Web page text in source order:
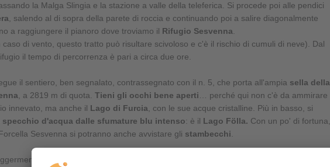
la Malga Slingia e la stazione a valle della teleferica. Si procede poi alle pendici
, salendo al di sopra della parete di roccia e continuando poi a salire diagonalmente
a raggiungere il pianoro dove troviamo il Rifugio Sesvenna
caso di vento, questo tratto può risultare scivoloso e c'è il rischio di cumuli di neve). Dal
il tempo di percorrenza è pari a circa due ore.
il sentiero, ben segnalato, contrassegnato con il n. 5, che porta all'ampia sella della
, a 2819 m di quota. Tieni gli occhi bene aperti … perché qui non c'è da ammirare
innevato, ma anche il Lago di Furcia , con le sue acque cristalline. Più in basso, si
specchio d'acqua dalle sfumature blu intenso: è il Lago Fölla. Con un po' di fortuna,
Sesvenna si potranno anche avvistare gli stambecchi
la sinistra, da qui si potrà